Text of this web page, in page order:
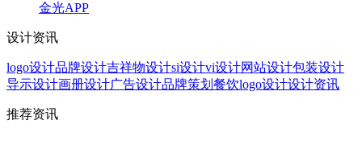
金光APP
设计资讯
logo设计品牌设计吉祥物设计si设计vi设计网站设计包装设计
导示设计画册设计广告设计品牌策划 餐饮logo设计设计资讯
推荐资讯